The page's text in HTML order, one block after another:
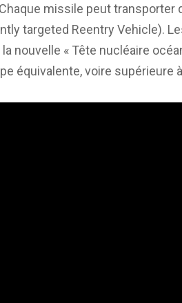
missile peut transporter
targeted Reentry Vehicle).
nouvelle « Tête nucléaire
équivalente, voire supérieure